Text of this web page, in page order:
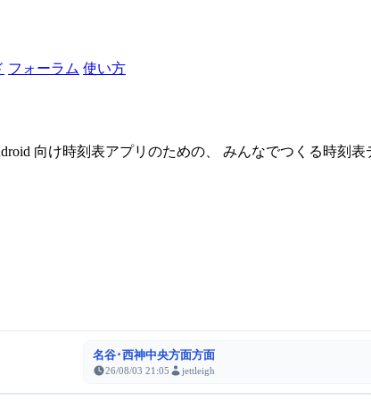
フォーラム 使い方
向け時刻表アプリのための、 みんなでつくる時刻表
名谷･西神中央方面方面
26/08/03 21:05 jettleigh